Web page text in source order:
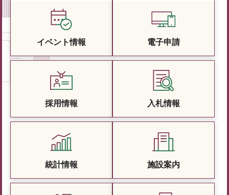
イベント情報 電子申請
採用情報 入札情報
統計情報 施設案内